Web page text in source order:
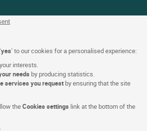
yes’ to our cookies for a personalised experience:
interests.
needs by producing statistics.
services you request by ensuring that the site
theCookies settings link at the bottom of the
Instagram